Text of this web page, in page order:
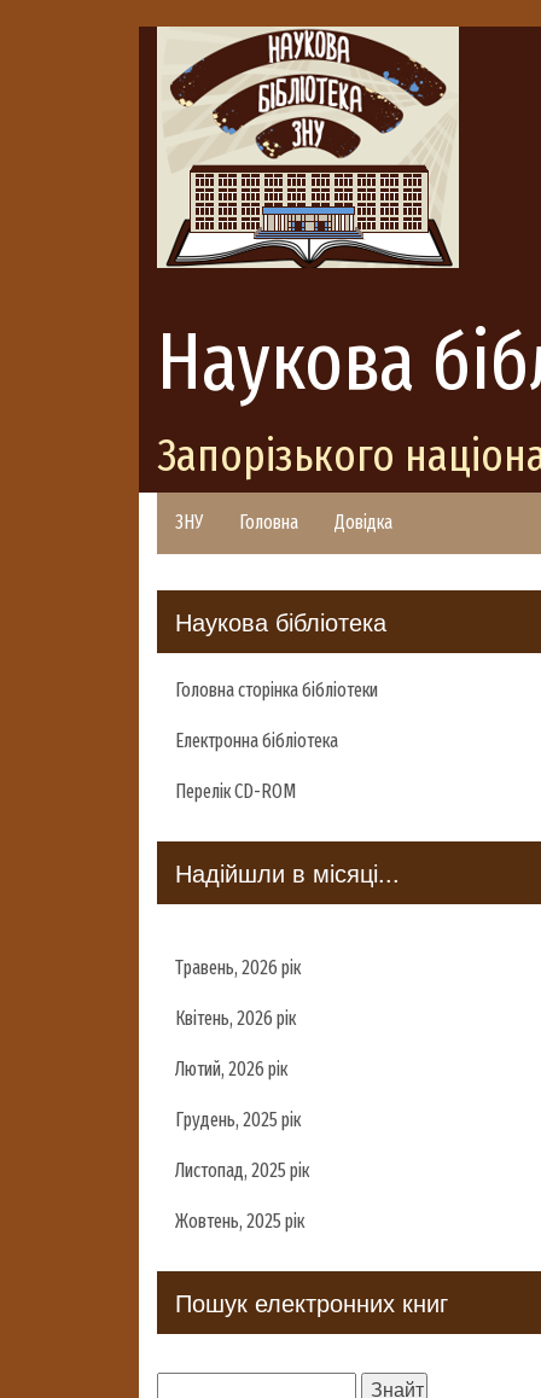
Наукова
Запорізького
ЗНУ Головна Довідка
Наукова бібліотека
Головна сторінка бібліотеки
Електронна бібліотека
Перелік CD-ROM
Надійшли в місяці...
Травень, 2026 рік
Квітень, 2026 рік
Лютий, 2026 рік
Грудень, 2025 рік
Листопад, 2025 рік
Жовтень, 2025 рік
Пошук електронних книг